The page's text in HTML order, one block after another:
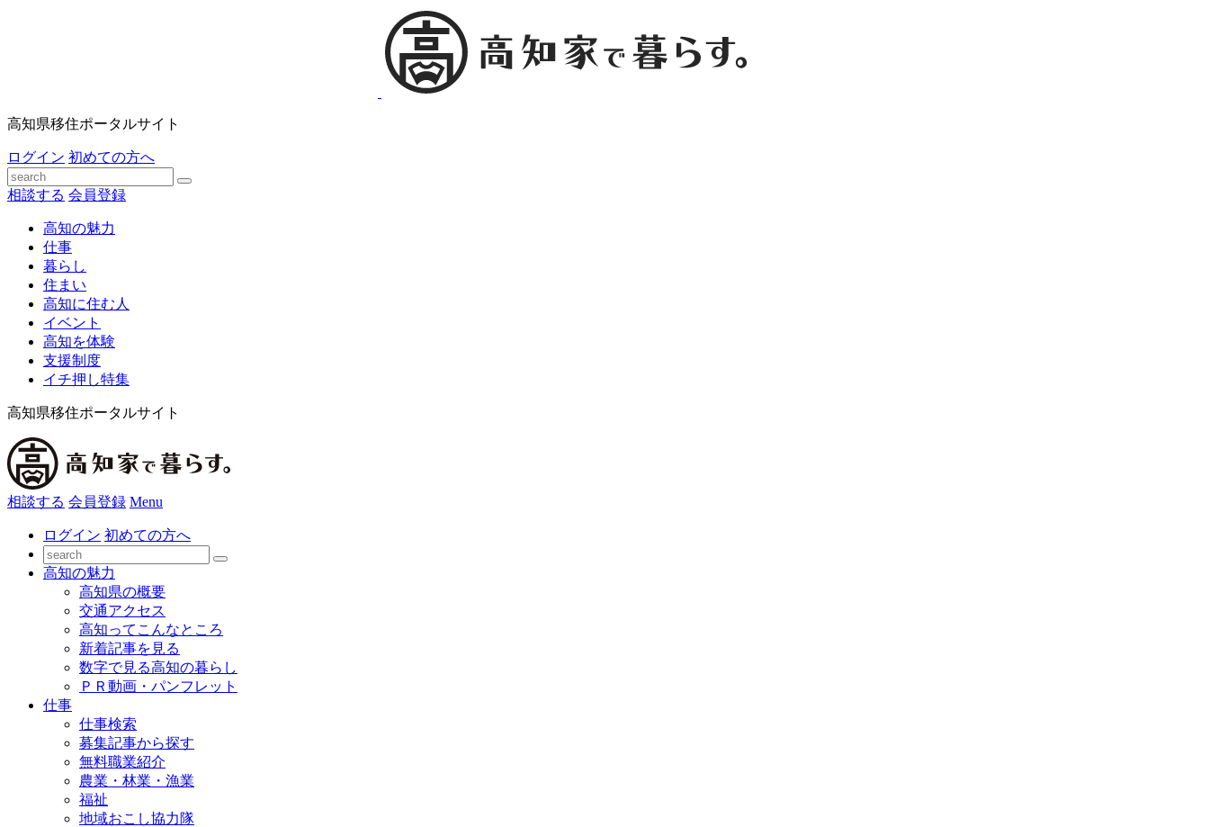
高知県移住ポータルサイト
ログイン 初めての方へ
相談する 会員登録
高知の魅力
仕事
暮らし
住まい
高知に住む人
イベント
高知を体験
支援制度
イチ押し特集
高知県移住ポータルサイト
相談する 会員登録 Menu
ログイン 初めての方へ
高知の魅力
高知県の概要
交通アクセス
高知ってこんなところ
新着記事を見る
数字で見る高知の暮らし
ＰＲ動画・パンフレット
仕事
仕事検索
募集記事から探す
無料職業紹介
農業・林業・漁業
福祉
地域おこし協力隊